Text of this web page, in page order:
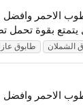
ان طابوق الشملان العازل
الشملان طابوق